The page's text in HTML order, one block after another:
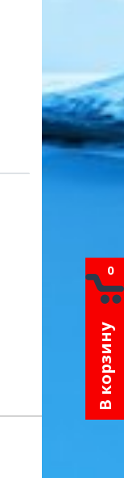
0
В корзину